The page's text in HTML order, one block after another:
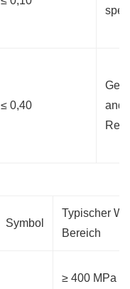
≤ 0,40
Symbol
Typischer
Bereich
≥ 400 MPa